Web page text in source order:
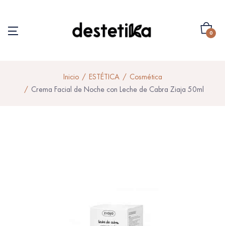
0
Inicio ESTÉTICA
Cosmética
Crema Facial de Noche con Leche de Cabra Ziaja 50ml